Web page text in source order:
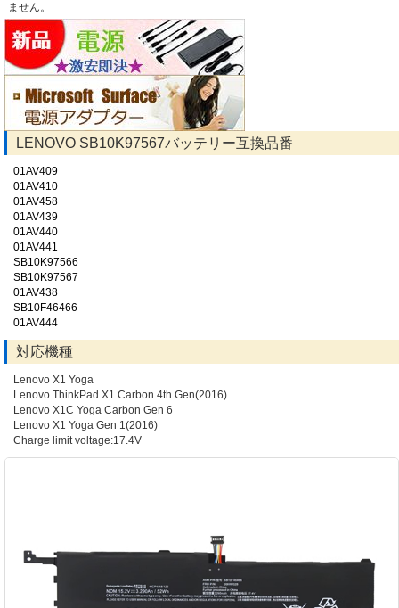
ません。
LENOVO SB10K97567バッテリー互換品番
01AV409
01AV410
01AV458
01AV439
01AV440
01AV441
SB10K97566
SB10K97567
01AV438
SB10F46466
01AV444
対応機種
Lenovo X1 Yoga
Lenovo ThinkPad X1 Carbon 4th Gen(2016)
Lenovo X1C Yoga Carbon Gen 6
Lenovo X1 Yoga Gen 1(2016)
Charge limit voltage:17.4V